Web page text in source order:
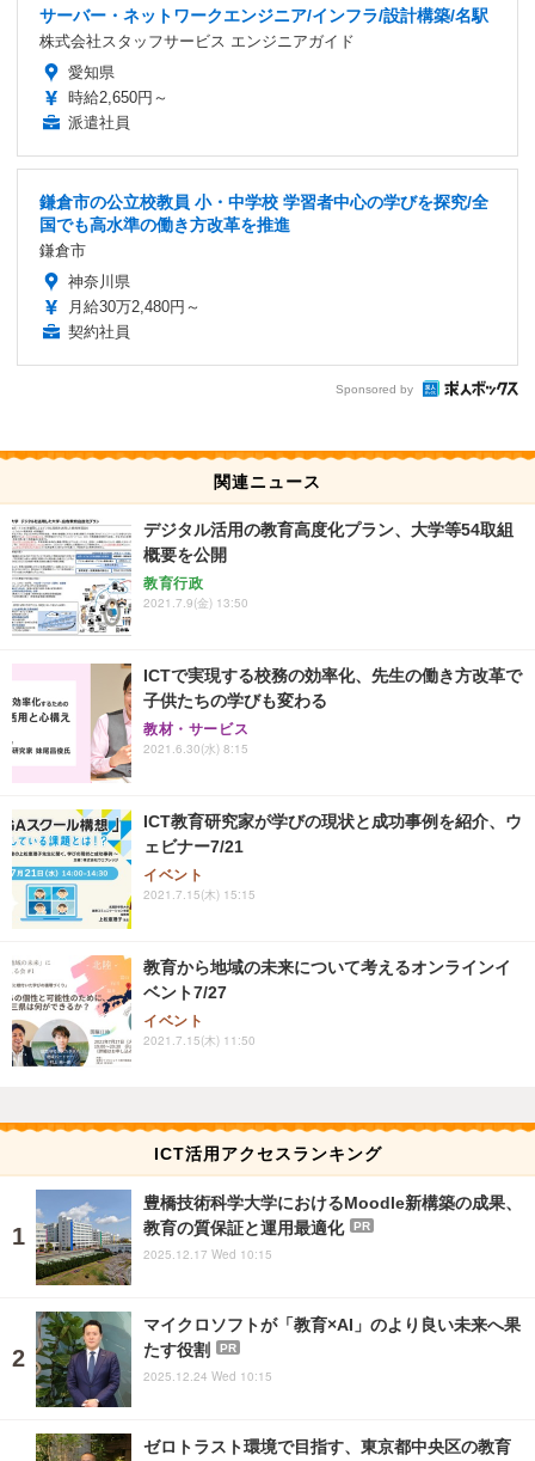
サーバー・ネットワークエンジニア/インフラ/設計構築/名駅
株式会社スタッフサービス エンジニアガイド
愛知県
時給2,650円～
派遣社員
鎌倉市の公立校教員 小・中学校 学習者中心の学びを探究/全
国でも高水準の働き方改革を推進
鎌倉市
神奈川県
月給30万2,480円～
契約社員
Sponsored by
関連ニュース
デジタル活用の教育高度化プラン、大学等54取組
概要を公開
教育行政
2021.7.9(金) 13:50
ICTで実現する校務の効率化、先生の働き方改革で
子供たちの学びも変わる
教材・サービス
2021.6.30(水) 8:15
ICT教育研究家が学びの現状と成功事例を紹介、ウ
ェビナー7/21
イベント
2021.7.15(木) 15:15
教育から地域の未来について考えるオンラインイ
ベント7/27
イベント
2021.7.15(木) 11:50
ICT活用アクセスランキング
豊橋技術科学大学におけるMoodle新構築の成果、
教育の質保証と運用最適化
PR
2025.12.17 Wed 10:15
マイクロソフトが「教育×AI」のより良い未来へ果
たす役割
PR
2025.12.24 Wed 10:15
ゼロトラスト環境で目指す、東京都中央区の教育